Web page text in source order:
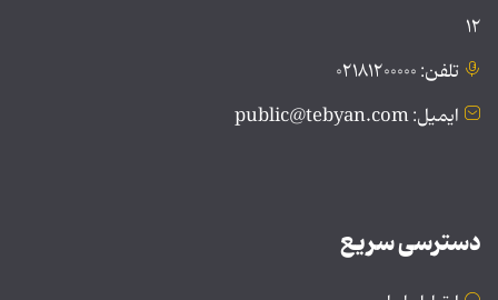
۱۲
تلفن: ۰۲۱۸۱۲۰۰۰۰۰
ایمیل: public@tebyan.com
دسترسی سریع